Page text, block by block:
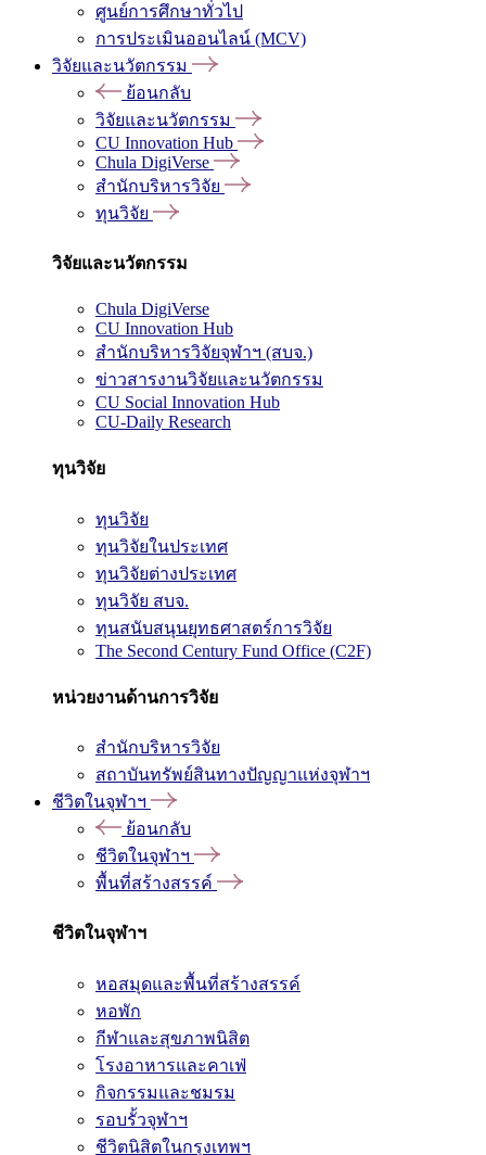
ศูนย์การศึกษาทั่วไป
การประเมินออนไลน์ (MCV)
วิจัยและนวัตกรรม
ย้อนกลับ
วิจัยและนวัตกรรม
CU Innovation Hub
Chula DigiVerse
สำนักบริหารวิจัย
ทุนวิจัย
วิจัยและนวัตกรรม
Chula DigiVerse
CU Innovation Hub
สำนักบริหารวิจัยจุฬาฯ (สบจ.)
ข่าวสารงานวิจัยและนวัตกรรม
CU Social Innovation Hub
CU-Daily Research
ทุนวิจัย
ทุนวิจัย
ทุนวิจัยในประเทศ
ทุนวิจัยต่างประเทศ
ทุนวิจัย สบจ.
ทุนสนับสนุนยุทธศาสตร์การวิจัย
The Second Century Fund Office (C2F)
หน่วยงานด้านการวิจัย
สำนักบริหารวิจัย
สถาบันทรัพย์สินทางปัญญาแห่งจุฬาฯ
ชีวิตในจุฬาฯ
ย้อนกลับ
ชีวิตในจุฬาฯ
พื้นที่สร้างสรรค์
ชีวิตในจุฬาฯ
หอสมุดและพื้นที่สร้างสรรค์
หอพัก
กีฬาและสุขภาพนิสิต
โรงอาหารและคาเฟ่
กิจกรรมและชมรม
รอบรั้วจุฬาฯ
ชีวิตนิสิตในกรุงเทพฯ